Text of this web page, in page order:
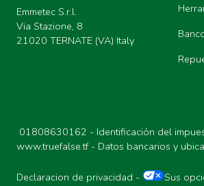
95
Emmetec S.r.l.
Via Stazione, 8
21020 TERNATE (VA) Italy
01808630162 - Identificación del
www.truefalse.tf- Datos bancarios y
Declaracion de privacidad - Sus